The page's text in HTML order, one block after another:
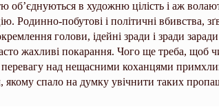
об’єднуються в художню цілість і аж
Родинно-побутові і політичні вбивства,
голови, ідейні зради і зради
жахливі покарання. Чого ще треба, щоб
над нещасними коханцями
якому спало на думку увічнити таких